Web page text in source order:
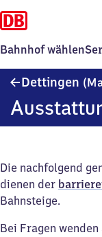
Bahnhof wählen
Dettingen
Die nachfolgend
dienen der
Bahnsteige.
Bei Fragen